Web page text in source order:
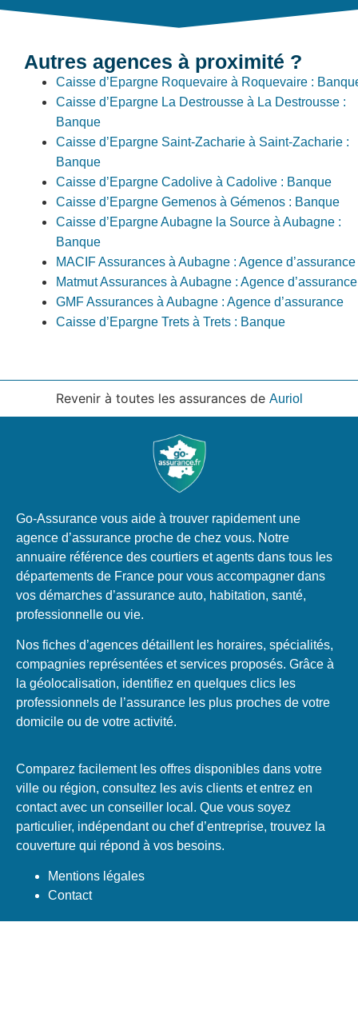
Autres agences à proximité ?
Caisse d’Epargne Roquevaire à Roquevaire :
Caisse d’Epargne La Destrousse à La Destrousse :
Banque
Caisse d’Epargne Saint-Zacharie à Saint-Zacharie :
Banque
Caisse d’Epargne Cadolive à Cadolive : Banque
Caisse d’Epargne Gemenos à Gémenos : Banque
Caisse d’Epargne Aubagne la Source à Aubagne :
Banque
MACIF Assurances à Aubagne : Agence d’assurance
Matmut Assurances à Aubagne : Agence d’assurance
GMF Assurances à Aubagne : Agence d’assurance
Caisse d’Epargne Trets à Trets : Banque
Revenir à toutes les assurances de Auriol
Go-Assurance vous aide à trouver rapidement une
agence d’assurance proche de chez vous. Notre
annuaire référence des courtiers et agents dans tous les
départements de France pour vous accompagner dans
vos démarches d’assurance auto, habitation, santé,
professionnelle ou vie.
Nos fiches d’agences détaillent les horaires, spécialités,
compagnies représentées et services proposés. Grâce à
la géolocalisation, identifiez en quelques clics les
professionnels de l’assurance les plus proches de votre
domicile ou de votre activité.
Comparez facilement les offres disponibles dans votre
ville ou région, consultez les avis clients et entrez en
contact avec un conseiller local. Que vous soyez
particulier, indépendant ou chef d’entreprise, trouvez la
couverture qui répond à vos besoins.
Mentions légales
Contact